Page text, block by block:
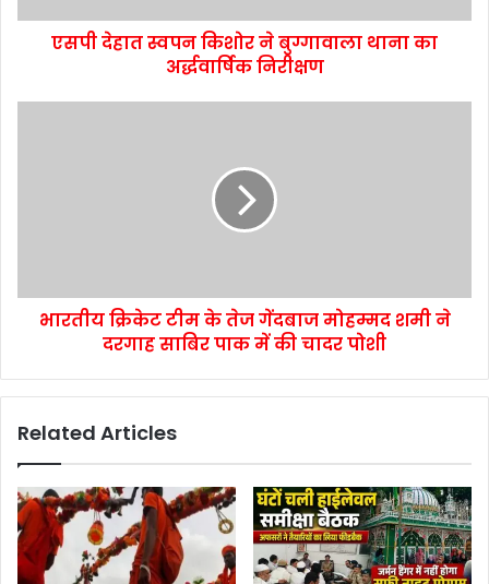
एसपी देहात स्वपन किशोर ने बुग्गावाला थाना का
अर्द्धवार्षिक निरीक्षण
भारतीय क्रिकेट टीम के तेज गेंदबाज मोहम्मद शमी ने
दरगाह साबिर पाक में की चादर पोशी
Related Articles